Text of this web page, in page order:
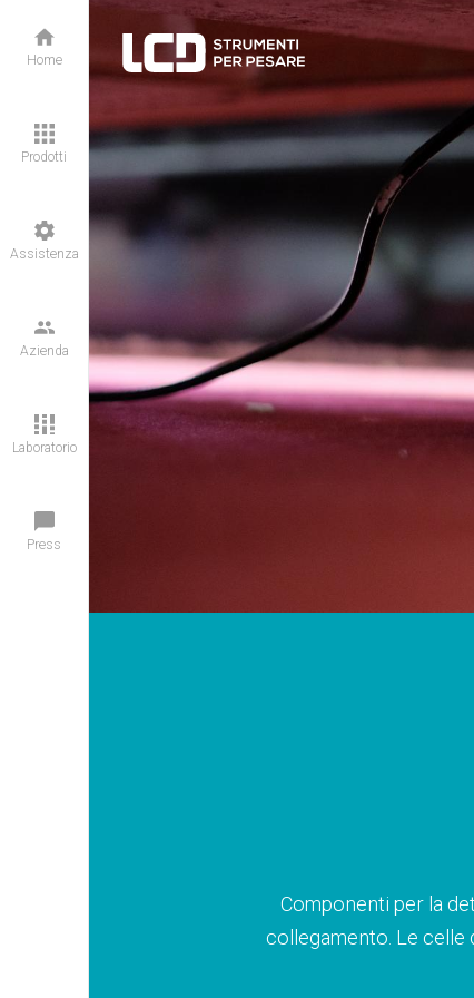
Home
Prodotti
Assistenza
Azienda
Laboratorio
Press
Componenti per la
collegamento. Le celle